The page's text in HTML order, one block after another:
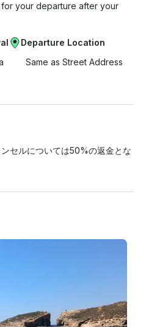
for your departure after your
Departure Location
Same as Street Address
セルについては50%の返金とな